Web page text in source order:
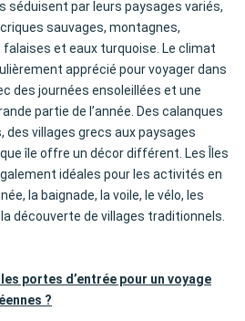
séduisent par leurs paysages variés,
sauvages, montagnes,
falaises et eaux turquoise. Le climat
apprécié pour voyager dans
des journées ensoleillées et une
partie de l’année. Des calanques
des villages grecs aux paysages
île offre un décor différent. Les Îles
idéales pour les activités en
la baignade, la voile, le vélo, les
découverte de villages traditionnels.
portes d’entrée pour un voyage
?